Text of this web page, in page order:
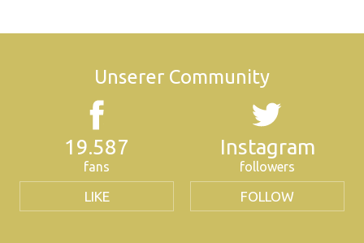
Unserer Community
19.587
fans
LIKE
Instagram
followers
FOLLOW